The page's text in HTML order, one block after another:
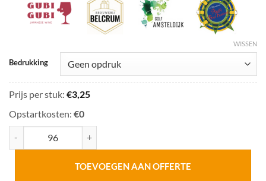
Bedrukking
WISSEN
Prijs per stuk: €3,25
Opstartkosten: €0
TOEVOEGEN AAN OFFERTE